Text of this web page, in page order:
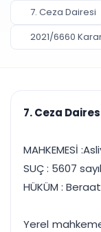
Pano
takvimi
Süreleri
Tek panelde
Tüm
7. Ceza Dairesi
2021/6660
7. Ceza
MAHKEMESİ
SUÇ : 5607
HÜKÜM :
Yerel